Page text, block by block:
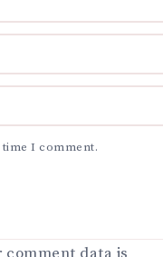
I comment.